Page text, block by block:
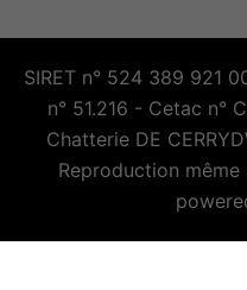
SIRET n° 524 389 921
n° 51.216 - Cetac
Chatterie DE
Reproduction